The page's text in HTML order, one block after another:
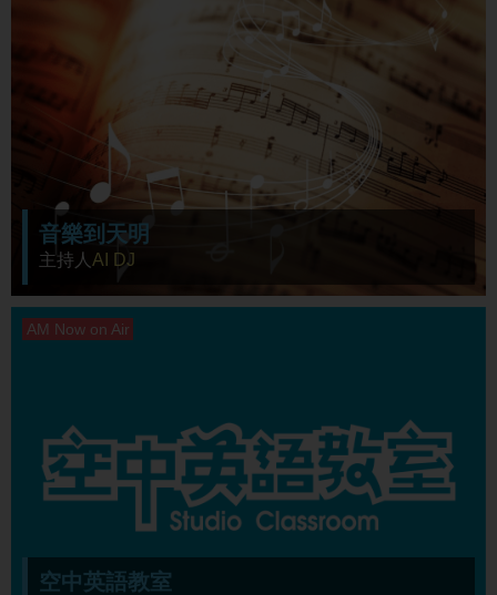
音樂到天明
主持人 AI DJ
空中英語教室